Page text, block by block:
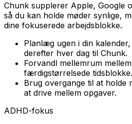
Chunk supplerer Apple, Google
så du kan holde møder synlige,
dine fokuserede arbejdsblokke.
Planlæg ugen i din
derefter hver dag til Chunk.
Forvandl mellemrum
færdigstørrelsede tidsblokke.
Brug overgange til at holde
at drive mellem opgaver.
ADHD-fokus